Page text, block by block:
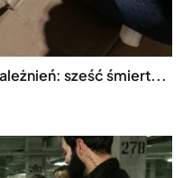
sześć śmiert...